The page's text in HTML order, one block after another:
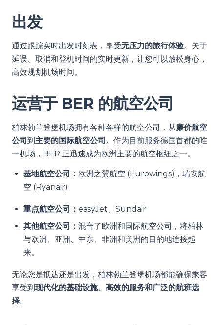
出发
通过跟踪实时出发时刻表，享受无压力的旅行体验。关于
延误、取消和登机时间的实时更新，让您可以放松身心，
高效规划机场时间。
运营于 BER 的航空公司
柏林勃兰登堡机场拥有各种各样的航空公司，从廉价航空
公司 到主要的国际航空公司 。作为目前服务德国首都的唯
一机场，BER 正迅速成为欧洲主要的航空枢纽之一。
基地航空公司： 欧洲之翼航空 (Eurowings)，瑞安航
空 (Ryanair)
重点航空公司： easyJet、Sundair
其他航空公司： 混合了欧洲和国际航空公司，将柏林
与欧洲、亚洲、中东、非洲和美洲的目的地连接起
来。
无论您是抵达还是出发，柏林勃兰登堡机场都能确保乘客
享受到现代化的基础设施、高效的服务和广泛的航班选
择。